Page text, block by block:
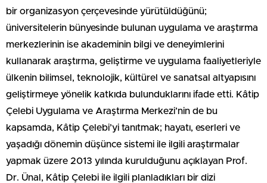
bir organizasyon çerçevesinde yürütüldüğünü;
üniversitelerin bünyesinde bulunan uygulama ve araştırma
merkezlerinin ise akademinin bilgi ve deneyimlerini
kullanarak araştırma, geliştirme ve uygulama faaliyetleriyle
ülkenin bilimsel, teknolojik, kültürel ve sanatsal altyapısını
geliştirmeye yönelik katkıda bulunduklarını ifade etti. Kâtip
Çelebi Uygulama ve Araştırma Merkezi’nin de bu
kapsamda, Kâtip Çelebi’yi tanıtmak; hayatı, eserleri ve
yaşadığı dönemin düşünce sistemi ile ilgili araştırmalar
yapmak üzere 2013 yılında kurulduğunu açıklayan Prof.
Dr. Ünal, Kâtip Çelebi ile ilgili planladıkları bir dizi